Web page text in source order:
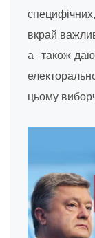
вкрай
а також
цьому